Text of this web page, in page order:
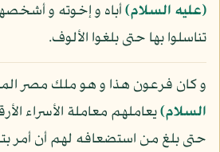
(عليه السلام)أباه و إخوته و
تناسلوا بها حتى بلغوا الألوف.
و كان فرعون هذا و هو ملك مصر
السلام)يعاملهم معاملة الأسراء
حتى بلغ من استضعافه لهم أن أمر